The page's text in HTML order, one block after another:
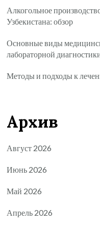
Алкогольное
Узбекистана: обзор
Основные виды
лабораторной
Методы и подходы к
Архив
Август 2026
Июнь 2026
Май 2026
Апрель 2026